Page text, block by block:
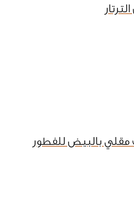
بالبيض للفطور